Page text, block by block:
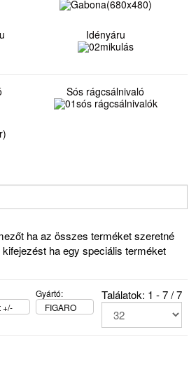
Idényáru
Sós rágcsálnivaló
ha az összes terméket szeretné
ha egy speciális terméket
+/-
Gyártó:
FIGARO
Találatok: 1 - 7 / 7